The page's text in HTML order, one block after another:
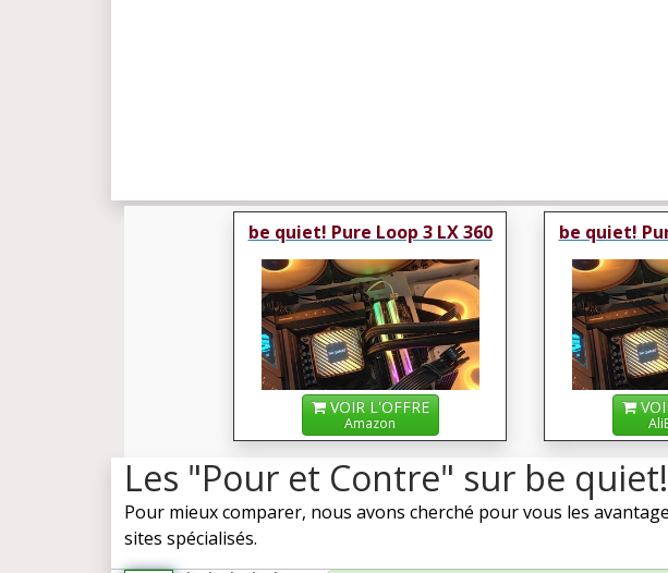
be quiet! Pure Loop 3 LX 360
VOIR L'OFFRE
Amazon
be quiet!
Les "Pour et Contre" sur be
Pour mieux comparer, nous avons cherché pour vous les
sites spécialisés.